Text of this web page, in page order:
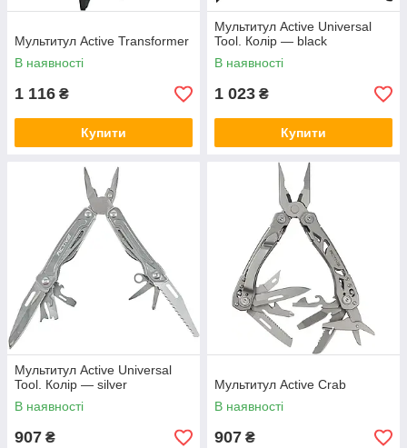
Мультитул Active Transformer
В наявності
1 116 ₴
Купити
Мультитул Active Universal
Tool. Колір — black
В наявності
1 023 ₴
Купити
Мультитул Active Universal
Tool. Колір — silver
В наявності
907 ₴
Мультитул Active Crab
В наявності
907 ₴